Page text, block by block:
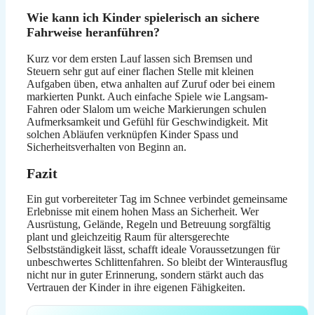
Wie kann ich Kinder spielerisch an sichere
Fahrweise heranführen?
Kurz vor dem ersten Lauf lassen sich Bremsen und
Steuern sehr gut auf einer flachen Stelle mit kleinen
Aufgaben üben, etwa anhalten auf Zuruf oder bei einem
markierten Punkt. Auch einfache Spiele wie Langsam-
Fahren oder Slalom um weiche Markierungen schulen
Aufmerksamkeit und Gefühl für Geschwindigkeit. Mit
solchen Abläufen verknüpfen Kinder Spass und
Sicherheitsverhalten von Beginn an.
Fazit
Ein gut vorbereiteter Tag im Schnee verbindet gemeinsame
Erlebnisse mit einem hohen Mass an Sicherheit. Wer
Ausrüstung, Gelände, Regeln und Betreuung sorgfältig
plant und gleichzeitig Raum für altersgerechte
Selbstständigkeit lässt, schafft ideale Voraussetzungen für
unbeschwertes Schlittenfahren. So bleibt der Winterausflug
nicht nur in guter Erinnerung, sondern stärkt auch das
Vertrauen der Kinder in ihre eigenen Fähigkeiten.